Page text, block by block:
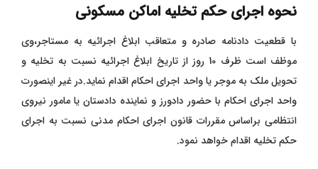
نحوه اجرای حکم تخلیه اماکن مسکونی
با قطعیت دادنامه صادره و متعاقب ابلاغ اجرائیه به مستاجر،وی
موظف است ظرف 10 روز از تاریخ ابلاغ اجرائیه نسبت به تخلیه و
تحویل ملک به موجر یا واحد اجرای احکام اقدام نماید.در غیر اینصورت
واحد اجرای احکام با حضور دادورز و نماینده دادستان یا مامور نیروی
انتظامی براساس مقررات قانون اجرای احکام مدنی نسبت به اجرای
حکم تخلیه اقدام خواهد نمود.